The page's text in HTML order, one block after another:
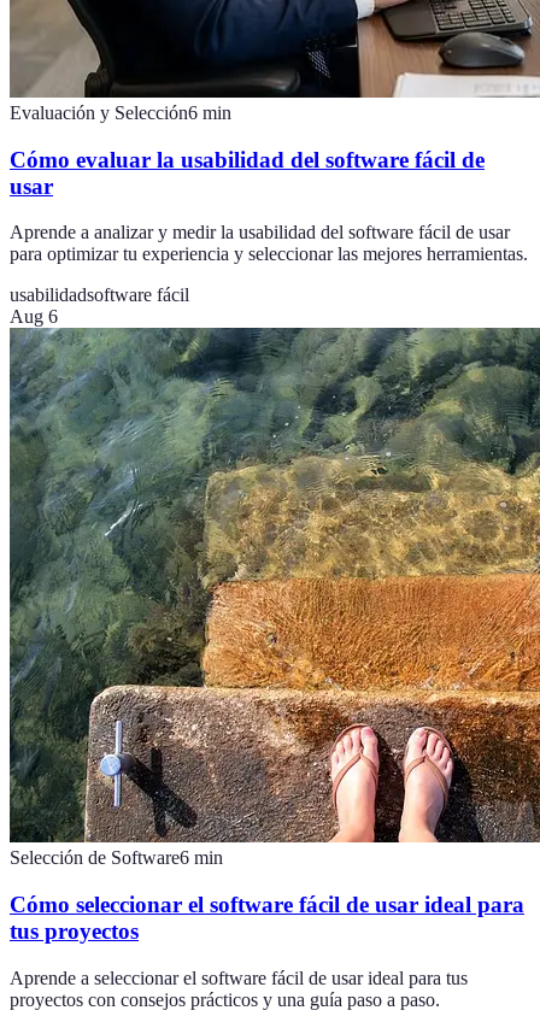
Evaluación y Selección6 min
Cómo evaluar la usabilidad del software fácil de
usar
Aprende a analizar y medir la usabilidad del software fácil de usar
para optimizar tu experiencia y seleccionar las mejores herramientas.
usabilidadsoftware fácil
Aug 6
Selección de Software6 min
Cómo seleccionar el software fácil de usar ideal para
tus proyectos
Aprende a seleccionar el software fácil de usar ideal para tus
proyectos con consejos prácticos y una guía paso a paso.